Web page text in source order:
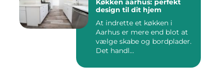
Køkken aarhus: perfekt
design til dit hjem
At indrette et køkken i
Aarhus er mere end blot at
vælge skabe og bordplader.
Det handl...